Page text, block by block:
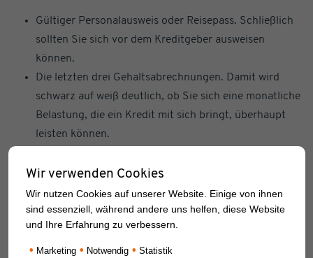
Gültiger Personalausweis oder Reisepass. Schließlich
sollten Sie sich vor dem Kreditgeber ausweisen
können.
Die letzten drei Gehaltsabrechnungen. Damit wird
schwarz auf weiß deutlich, ob Sie sich eine monatliche
Belastung, die ein Kredit mit sich bringt, überhaupt
leisten können.
letzten vorliegenden Steuerbescheid
Die Anfänge der Finanzierung
Wir verwenden Cookies
Wir nutzen Cookies auf unserer Website. Einige von ihnen
sind essenziell, während andere uns helfen, diese Website
und Ihre Erfahrung zu verbessern.
• Marketing • Notwendig • Statistik